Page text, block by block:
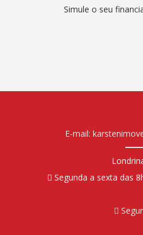
Simule o seu
E-mail:
Segunda a sexta das